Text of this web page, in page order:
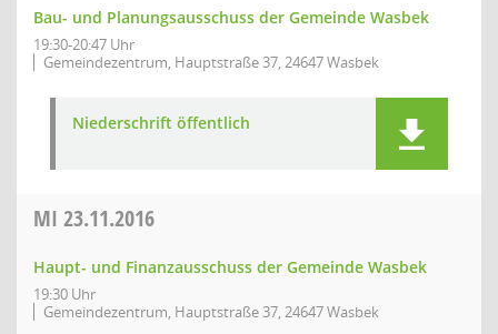
Bau- und Planungsausschuss der Gemeinde Wasbek
19:30-20:47 Uhr
Gemeindezentrum, Hauptstraße 37, 24647 Wasbek
Niederschrift öffentlich
MI 23.11.2016
Haupt- und Finanzausschuss der Gemeinde Wasbek
19:30 Uhr
Gemeindezentrum, Hauptstraße 37, 24647 Wasbek